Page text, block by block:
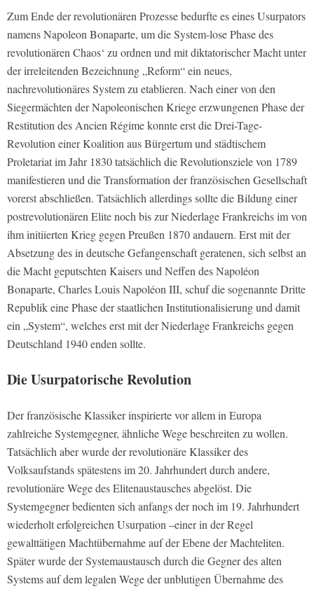
Zum Ende der revolutionären Prozesse bedurfte es eines Usurpators
namens Napoleon Bonaparte, um die System-lose Phase des
revolutionären Chaos‘ zu ordnen und mit diktatorischer Macht unter
der irreleitenden Bezeichnung „Reform“ ein neues,
nachrevolutionäres System zu etablieren. Nach einer von den
Siegermächten der Napoleonischen Kriege erzwungenen Phase der
Restitution des Ancien Régime konnte erst die Drei-Tage-
Revolution einer Koalition aus Bürgertum und städtischem
Proletariat im Jahr 1830 tatsächlich die Revolutionsziele von 1789
manifestieren und die Transformation der französischen Gesellschaft
vorerst abschließen. Tatsächlich allerdings sollte die Bildung einer
postrevolutionären Elite noch bis zur Niederlage Frankreichs im von
ihm initiierten Krieg gegen Preußen 1870 andauern. Erst mit der
Absetzung des in deutsche Gefangenschaft geratenen, sich selbst an
die Macht geputschten Kaisers und Neffen des Napoléon
Bonaparte, Charles Louis Napoléon III, schuf die sogenannte Dritte
Republik eine Phase der staatlichen Institutionalisierung und damit
ein „System“, welches erst mit der Niederlage Frankreichs gegen
Deutschland 1940 enden sollte.
Die Usurpatorische Revolution
Der französische Klassiker inspirierte vor allem in Europa
zahlreiche Systemgegner, ähnliche Wege beschreiten zu wollen.
Tatsächlich aber wurde der revolutionäre Klassiker des
Volksaufstands spätestens im 20. Jahrhundert durch andere,
revolutionäre Wege des Elitenaustausches abgelöst. Die
Systemgegner bedienten sich anfangs der noch im 19. Jahrhundert
wiederholt erfolgreichen Usurpation –einer in der Regel
gewalttätigen Machtübernahme auf der Ebene der Machteliten.
Später wurde der Systemaustausch durch die Gegner des alten
Systems auf dem legalen Wege der unblutigen Übernahme des